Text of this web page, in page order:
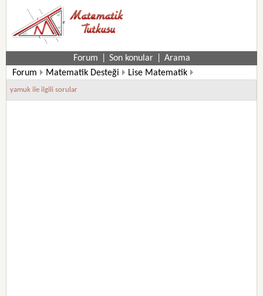
Forum Son konular
Arama
Forum
Matematik Desteği
Lise Matematik
11. Sınıf Matematik Soruları
yamuk ile ilgili sorular